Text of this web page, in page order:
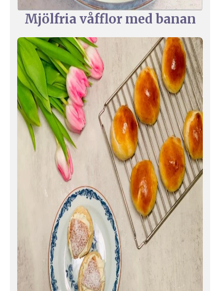
Mjölfria våfflor med banan